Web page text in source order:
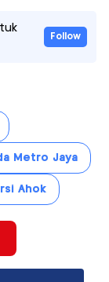
Follow
Metro Jaya
Ahok